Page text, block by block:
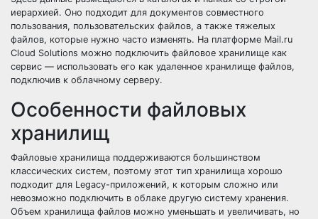
иерархией. Оно подходит для документов совместного
пользования, пользовательских файлов, а также тяжелых
файлов, которые нужно часто изменять. На платформе Mail.ru
Cloud Solutions можно подключить файловое хранилище как
сервис — использовать его как удаленное хранилище файлов,
подключив к облачному серверу.
Особенности файловых
хранилищ
Файловые хранилища поддерживаются большинством
классических систем, поэтому этот тип хранилища хорошо
подходит для Legacy-приложений, к которым сложно или
невозможно подключить в облаке другую систему хранения.
Объем хранилища файлов можно уменьшать и увеличивать, но